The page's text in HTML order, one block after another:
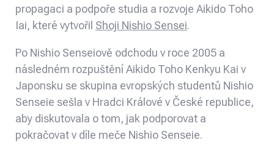
propagaci a podpoře studia a rozvoje Aikido Toho
Iai, které vytvořil Shoji Nishio Sensei.
Po Nishio Senseiově odchodu v roce 2005 a
následném rozpuštění Aikido Toho Kenkyu Kai v
Japonsku se skupina evropských studentů Nishio
Senseie sešla v Hradci Králové v České republice,
aby diskutovala o tom, jak podporovat a
pokračovat v díle meče Nishio Senseie.